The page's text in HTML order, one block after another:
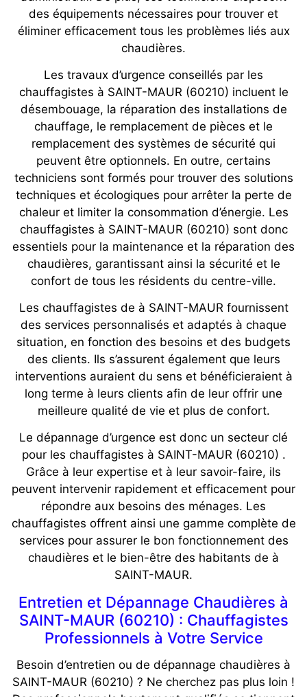
des équipements nécessaires pour trouver et
éliminer efficacement tous les problèmes liés aux
chaudières.
Les travaux d’urgence conseillés par les
chauffagistes à SAINT-MAUR (60210) incluent le
désembouage, la réparation des installations de
chauffage, le remplacement de pièces et le
remplacement des systèmes de sécurité qui
peuvent être optionnels. En outre, certains
techniciens sont formés pour trouver des solutions
techniques et écologiques pour arrêter la perte de
chaleur et limiter la consommation d’énergie. Les
chauffagistes à SAINT-MAUR (60210) sont donc
essentiels pour la maintenance et la réparation des
chaudières, garantissant ainsi la sécurité et le
confort de tous les résidents du centre-ville.
Les chauffagistes de à SAINT-MAUR fournissent
des services personnalisés et adaptés à chaque
situation, en fonction des besoins et des budgets
des clients. Ils s’assurent également que leurs
interventions auraient du sens et bénéficieraient à
long terme à leurs clients afin de leur offrir une
meilleure qualité de vie et plus de confort.
Le dépannage d’urgence est donc un secteur clé
pour les chauffagistes à SAINT-MAUR (60210) .
Grâce à leur expertise et à leur savoir-faire, ils
peuvent intervenir rapidement et efficacement pour
répondre aux besoins des ménages. Les
chauffagistes offrent ainsi une gamme complète de
services pour assurer le bon fonctionnement des
chaudières et le bien-être des habitants de à
SAINT-MAUR.
Entretien et Dépannage Chaudières à
SAINT-MAUR (60210) : Chauffagistes
Professionnels à Votre Service
Besoin d’entretien ou de dépannage chaudières à
SAINT-MAUR (60210) ? Ne cherchez pas plus loin !